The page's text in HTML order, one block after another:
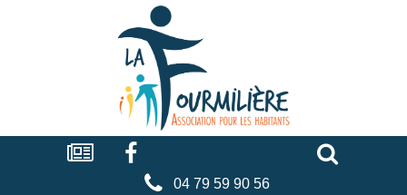
La
fourmilière
Actualités Facebook
04 79 59 90 56
Cookies management panel